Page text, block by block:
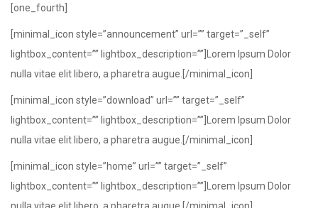
[one_fourth]
[minimal_icon style=”announcement” url=”” target=”_self”
lightbox_content=”” lightbox_description=””]Lorem Ipsum Dolor
nulla vitae elit libero, a pharetra augue.[/minimal_icon]
[minimal_icon style=”download” url=”” target=”_self”
lightbox_content=”” lightbox_description=””]Lorem Ipsum Dolor
nulla vitae elit libero, a pharetra augue.[/minimal_icon]
[minimal_icon style=”home” url=”” target=”_self”
lightbox_content=”” lightbox_description=””]Lorem Ipsum Dolor